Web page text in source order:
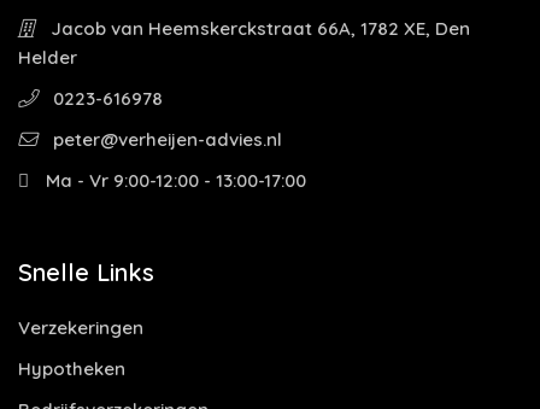
Jacob van Heemskerckstraat 66A, 1782 XE, Den
Helder
0223-616978
peter@verheijen-advies.nl
Ma - Vr 9:00-12:00 - 13:00-17:00
Snelle Links
Verzekeringen
Hypotheken